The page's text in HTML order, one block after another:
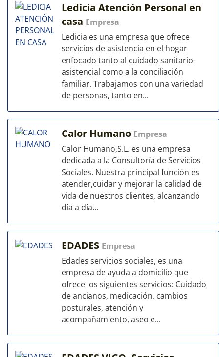
Ledicia Atención Personal en
casa Empresa
Ledicia es una empresa que ofrece
servicios de asistencia en el hogar
enfocado tanto al cuidado sanitario-
asistencial como a la conciliación
familiar. Trabajamos con una variedad
de personas, tanto en...
Calor Humano Empresa
Calor Humano,S.L. es una empresa
dedicada a la Consultoría de Servicios
Sociales. Nuestra principal función es
atender,cuidar y mejorar la calidad de
vida de nuestros clientes, alcanzando
día a día...
EDADES Empresa
Edades servicios sociales, es una
empresa de ayuda a domicilio que
ofrece los siguientes servicios: Cuidado
de ancianos, medicación, cambios
posturales, atención y
acompañamiento, aseo e...